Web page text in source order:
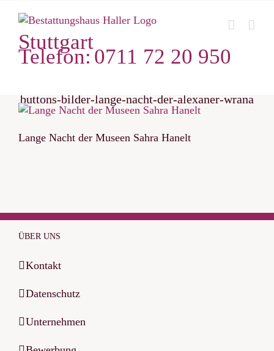
Inhalt
springenStuttgart
Telefon:0711 72 20 950
buttons-bilder-lange-nacht-der-alexaner-wrana
Lange Nacht der Museen Sahra Hanelt
ÜBER UNS
Kontakt
Datenschutz
Unternehmen